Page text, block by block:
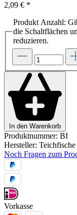
2,09 € *
Produkt Anzahl:
die Schaltflächen
reduzieren.
In den Warenkorb
Produktnummer: BI
Hersteller:
Noch Fragen zum
Vorkasse